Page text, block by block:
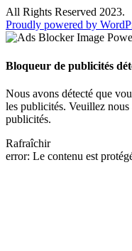
All Rights Reserved 2023.
Proudly powered by
Bloqueur de publicités
Nous avons détecté que
les publicités. Veuillez
publicités.
Rafraîchir
error: Le contenu est